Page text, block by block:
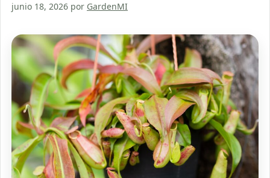
junio 18, 2026 por GardenMI